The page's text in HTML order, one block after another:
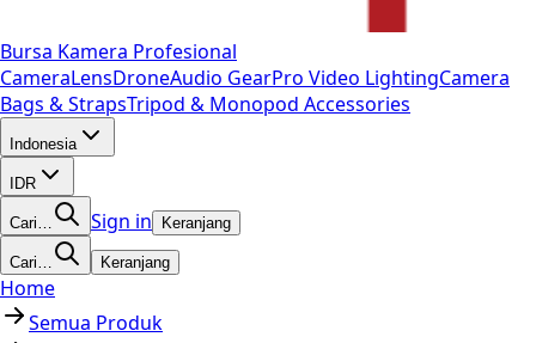
Bursa Kamera Profesional
CameraLensDroneAudio GearPro Video LightingCamera
Bags & StrapsTripod & Monopod Accessories
Indonesia
IDR
Cari… Sign in Keranjang
Cari… Keranjang
Home
Semua Produk